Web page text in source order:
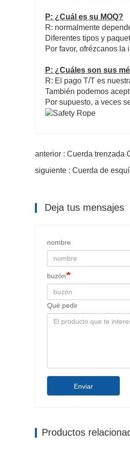
P: ¿Cuál es su MOQ?
R: normalmente
Diferentes tipos y
Por favor, ofrézcanos la
P: ¿Cuáles son sus
R: El pago T/T es
También podemos
Por supuesto, a veces
anterior : Cuerda trenzada
siguiente : Cuerda de
Deja tus mensajes
nombre
buzón
Qué pedir
Enviar
Productos